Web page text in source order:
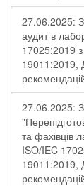
27.06.2025:
аудит в
17025:2019
19011:2019,
27.06.2025:
та фахівців
ISO/IEC
19011:2019,